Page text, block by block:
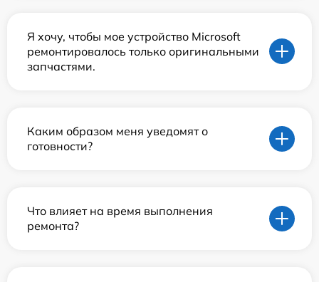
Я хочу, чтобы мое устройство Microsoft
ремонтировалось только оригинальными
запчастями.
Каким образом меня уведомят о
готовности?
Что влияет на время выполнения
ремонта?